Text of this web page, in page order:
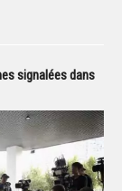
signalées dans